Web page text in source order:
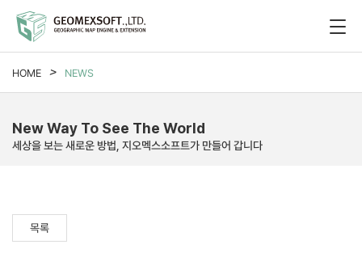
HOME NEWS
New Way To See The World
세상을 보는 새로운 방법, 지오멕스소프트가 만들어 갑니다
목록